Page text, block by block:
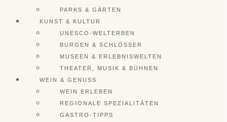
PARKS & GÄRTEN
KUNST & KULTUR
UNESCO-WELTERBEN
BURGEN & SCHLÖSSER
MUSEEN & ERLEBNISWELTEN
THEATER, MUSIK & BÜHNEN
WEIN & GENUSS
WEIN ERLEBEN
REGIONALE SPEZIALITÄTEN
GASTRO-TIPPS